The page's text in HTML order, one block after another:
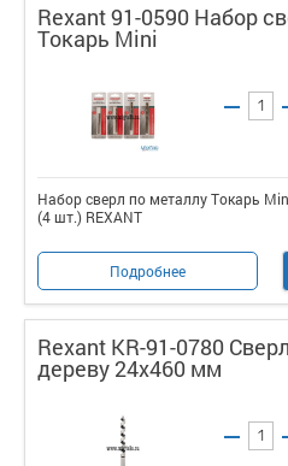
Rexant 91-0590 Набор
Токарь Mini
Набор сверл по металлу Токарь
(4 шт.) REXANT
Подробнее
Rexant KR-91-0780
дереву 24х460 мм